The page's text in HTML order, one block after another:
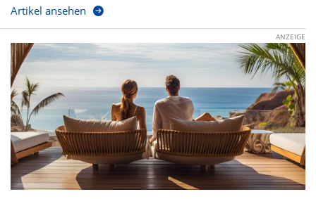
Artikel ansehen
ANZEIGE